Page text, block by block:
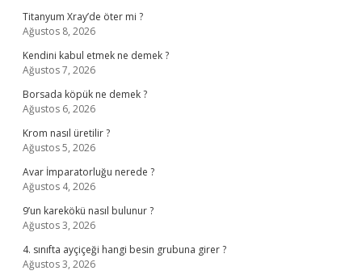
Titanyum Xray’de öter mi ?
Ağustos 8, 2026
Kendini kabul etmek ne demek ?
Ağustos 7, 2026
Borsada köpük ne demek ?
Ağustos 6, 2026
Krom nasıl üretilir ?
Ağustos 5, 2026
Avar İmparatorluğu nerede ?
Ağustos 4, 2026
9’un karekökü nasıl bulunur ?
Ağustos 3, 2026
4. sınıfta ayçiçeği hangi besin grubuna girer ?
Ağustos 3, 2026